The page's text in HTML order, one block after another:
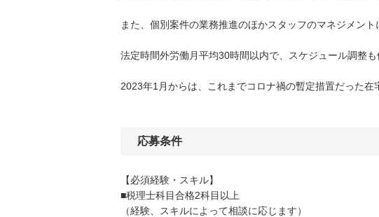
また、個別案件の業務推進のほかスタッフのマネジメント
法定時間外労働月平均30時間以内で、スケジュール調整
2023年1月からは、これまでコロナ禍の暫定措置だった
応募条件
【必須経験・スキル】
■税理士科目合格2科目以上
（経験、スキルによって相談に応じます）